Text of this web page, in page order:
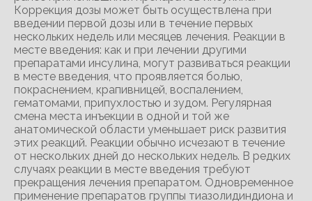
Коррекция дозы может быть осуществлена при
введении первой дозы или в течение первых
нескольких недель или месяцев лечения. Реакции в
месте введения: как и при лечении другими
препаратами инсулина, могут развиваться реакции
в месте введения, что проявляется болью,
покраснением, крапивницей, воспалением,
гематомами, припухлостью и зудом. Регулярная
смена места инъекции в одной и той же
анатомической области уменьшает риск развития
этих реакций. Реакции обычно исчезают в течение
от нескольких дней до нескольких недель. В редких
случаях реакции в месте введения требуют
прекращения лечения препаратом. Одновременное
применение препаратов группы тиазолидиндиона и